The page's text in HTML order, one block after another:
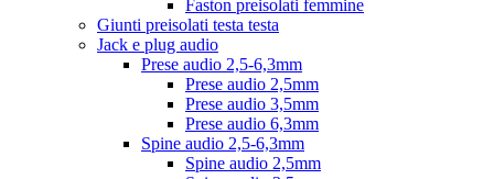
Faston preisolati femmine
Giunti preisolati testa testa
Jack e plug audio
Prese audio 2,5-6,3mm
Prese audio 2,5mm
Prese audio 3,5mm
Prese audio 6,3mm
Spine audio 2,5-6,3mm
Spine audio 2,5mm